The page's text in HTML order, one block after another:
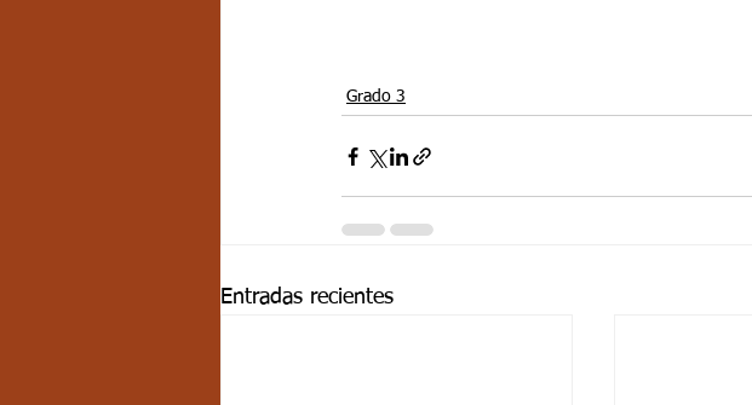
Grado 3
Entradas recientes